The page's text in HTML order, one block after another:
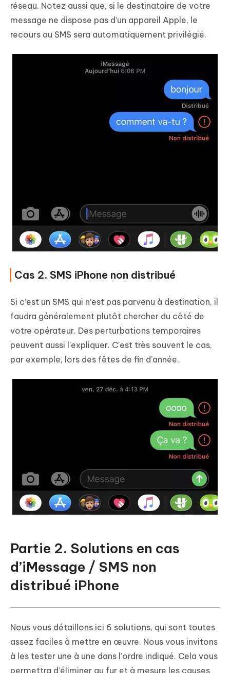
réseau. Notez aussi que, si le destinataire de votre
message ne dispose pas d’un appareil Apple, le
recours au SMS sera automatiquement privilégié.
Cas 2. SMS iPhone non distribué
Si c’est un SMS qui n’est pas parvenu à destination, il
faudra généralement plutôt chercher du côté de
votre opérateur. Des perturbations temporaires
peuvent aussi l’expliquer. C’est très souvent le cas,
par exemple, lors des fêtes de fin d’année.
Partie 2. Solutions en cas
d’iMessage / SMS non
distribué iPhone
Nous vous détaillons ici 6 solutions, qui sont toutes
assez faciles à mettre en œuvre. Nous vous invitons
à les tester une à une dans l’ordre indiqué. Cela vous
permettra d’éliminer au fur et à mesure les causes